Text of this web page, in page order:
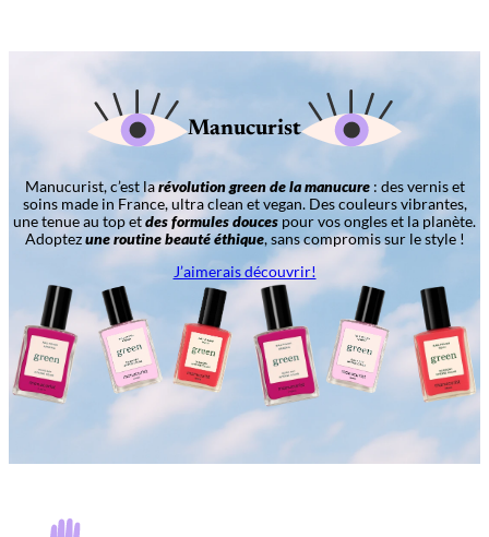
Manucurist
Manucurist, c’est larévolution green de la manucure: des vernis et
soins made in France, ultra clean et vegan. Des couleurs vibrantes,
une tenue au top etdes formules douces pour vos ongles et la planète.
Adoptezune routine beauté éthique, sans compromis sur le style !
J’aimerais découvrir!